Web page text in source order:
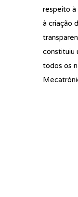
respeito à
à criação
constituiu
todos os